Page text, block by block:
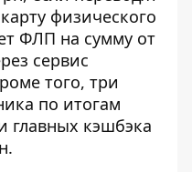
физического
ФЛП на сумму от
сервис
того, три
по итогам
главных кэшбэка